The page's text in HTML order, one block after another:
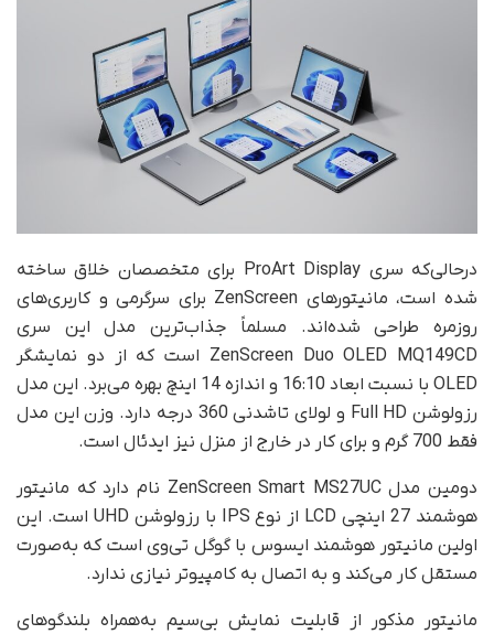
در‌حالی‌که سری ProArt Display برای متخصصان خلاق ساخته
شده است، مانیتورهای ZenScreen برای سرگرمی و کاربری‌های
روزمره طراحی شده‌اند. مسلماً جذاب‌ترین مدل این سری
ZenScreen Duo OLED MQ149CD است که از دو نمایشگر
OLED با نسبت ابعاد 16:10 و اندازه 14 اینچ بهره می‌برد. این مدل
رزولوشن Full HD و لولای تا‌شدنی 360 درجه دارد. وزن این مدل
فقط 700 گرم و برای کار در خارج از منزل نیز ایدئال است.
دومین مدل ZenScreen Smart MS27UC نام دارد که مانیتور
هوشمند 27 اینچی LCD از نوع IPS با رزولوشن UHD است. این
اولین مانیتور هوشمند ایسوس با گوگل تی‌وی است که به‌صورت
مستقل کار می‌کند و به اتصال به کامپیوتر نیازی ندارد.
مانیتور مذکور از قابلیت نمایش بی‌سیم به‌همراه بلندگوهای